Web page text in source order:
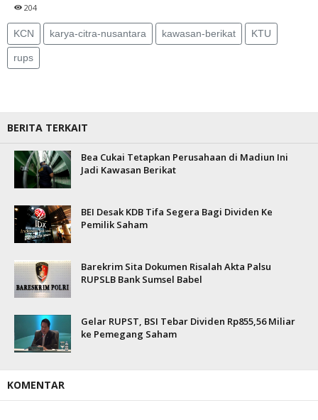
204
KCN karya-citra-nusantara kawasan-berikat KTU
rups
BERITA TERKAIT
Bea Cukai Tetapkan Perusahaan di Madiun Ini
Jadi Kawasan Berikat
BEI Desak KDB Tifa Segera Bagi Dividen Ke
Pemilik Saham
Barekrim Sita Dokumen Risalah Akta Palsu
RUPSLB Bank Sumsel Babel
Gelar RUPST, BSI Tebar Dividen Rp855,56 Miliar
ke Pemegang Saham
KOMENTAR